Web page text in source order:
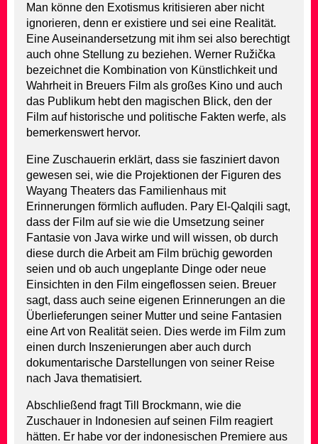
Man könne den Exotismus kritisieren aber nicht
ignorieren, denn er existiere und sei eine Realität.
Eine Auseinandersetzung mit ihm sei also berechtigt
auch ohne Stellung zu beziehen. Werner Ružička
bezeichnet die Kombination von Künstlichkeit und
Wahrheit in Breuers Film als großes Kino und auch
das Publikum hebt den magischen Blick, den der
Film auf historische und politische Fakten werfe, als
bemerkenswert hervor.
Eine Zuschauerin erklärt, dass sie fasziniert davon
gewesen sei, wie die Projektionen der Figuren des
Wayang Theaters das Familienhaus mit
Erinnerungen förmlich aufluden. Pary El-Qalqili sagt,
dass der Film auf sie wie die Umsetzung seiner
Fantasie von Java wirke und will wissen, ob durch
diese durch die Arbeit am Film brüchig geworden
seien und ob auch ungeplante Dinge oder neue
Einsichten in den Film eingeflossen seien. Breuer
sagt, dass auch seine eigenen Erinnerungen an die
Überlieferungen seiner Mutter und seine Fantasien
eine Art von Realität seien. Dies werde im Film zum
einen durch Inszenierungen aber auch durch
dokumentarische Darstellungen von seiner Reise
nach Java thematisiert.
Abschließend fragt Till Brockmann, wie die
Zuschauer in Indonesien auf seinen Film reagiert
hätten. Er habe vor der indonesischen Premiere aus